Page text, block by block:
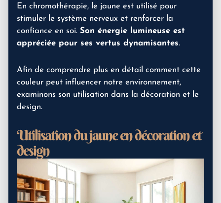
En chromothérapie, le jaune est utilisé pour
stimuler le système nerveux et renforcer la
confiance en soi. Son énergie lumineuse est
appréciée pour ses vertus dynamisantes.
Afin de comprendre plus en détail comment cette
couleur peut influencer notre environnement,
examinons son utilisation dans la décoration et le
design.
Utilisation du jaune en décoration et
design